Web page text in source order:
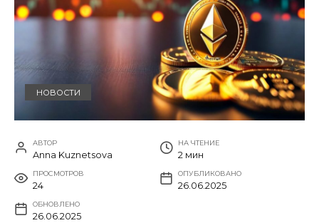
НОВОСТИ
АВТОР
Anna Kuznetsova
НА ЧТЕНИЕ
2 мин
ПРОСМОТРОВ
24
ОПУБЛИКОВАНО
26.06.2025
ОБНОВЛЕНО
26.06.2025